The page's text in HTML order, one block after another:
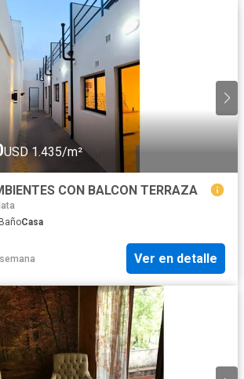
USD 1.435/m²
CON BALCON TERRAZA
BañoCasa
Ver en detalle